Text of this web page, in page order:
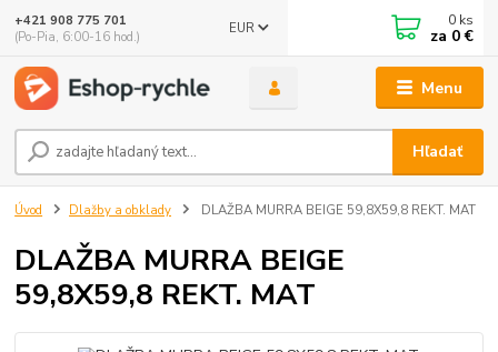
Menu
EUR
Hľadať
+421 908 775 701
(Po-Pia, 6:00-16 hod.)
0 ks
za 0 €
Úvod Dlažby a obklady DLAŽBA MURRA BEIGE 59,8X59,8 REKT. MAT
DLAŽBA MURRA BEIGE
59,8X59,8 REKT. MAT